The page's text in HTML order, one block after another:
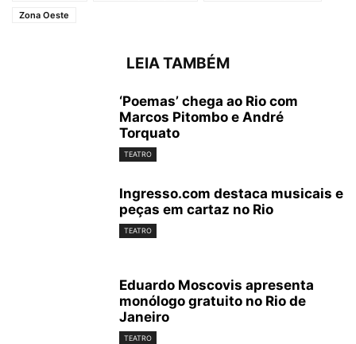
Zona Oeste
LEIA TAMBÉM
‘Poemas’ chega ao Rio com
Marcos Pitombo e André
Torquato
TEATRO
Ingresso.com destaca musicais e
peças em cartaz no Rio
TEATRO
Eduardo Moscovis apresenta
monólogo gratuito no Rio de
Janeiro
TEATRO